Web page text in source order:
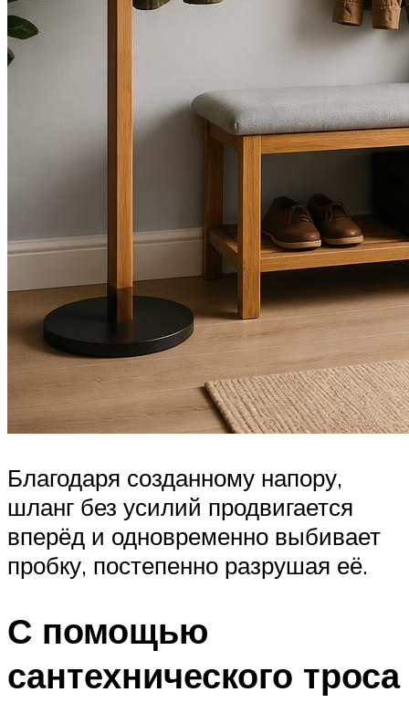
Благодаря созданному напору,
шланг без усилий продвигается
вперёд и одновременно выбивает
пробку, постепенно разрушая её.
С помощью
сантехнического троса